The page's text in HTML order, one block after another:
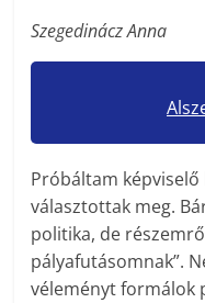
Szegedinácz Anna
Próbáltam
választottak meg.
politika, de
pályafutásomnak”.
véleményt formálok